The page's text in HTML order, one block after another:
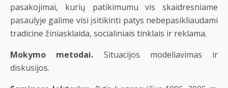
pasakojimai, kurių patikimumu vis skaidresniame
pasaulyje galime visi įsitikinti patys nebepasikliaudami
tradicine žiniasklaida, socialiniais tinklais ir reklama.
Mokymo metodai. Situacijos modeliavimas ir
diskusijos.